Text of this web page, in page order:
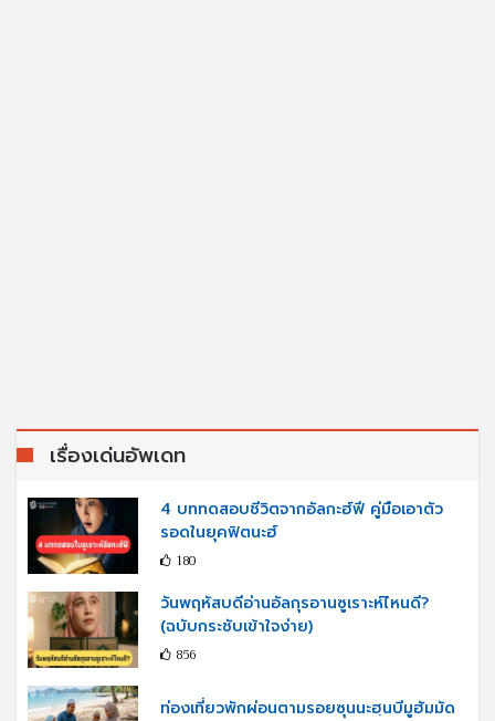
เรื่องเด่นอัพเดท
4 บททดสอบชีวิตจากอัลกะฮ์ฟี คู่มือเอาตัว
รอดในยุคฟิตนะฮ์
180
วันพฤหัสบดีอ่านอัลกุรอานซูเราะห์ไหนดี?
(ฉบับกระชับเข้าใจง่าย)
856
ท่องเที่ยวพักผ่อนตามรอยซุนนะฮฺนบีมูฮัมมัด